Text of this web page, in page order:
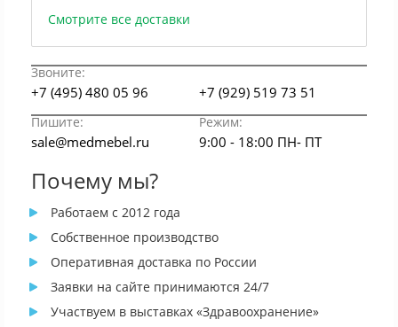
Смотрите все доставки
Звоните:
+7 (495) 480 05 96 +7 (929) 519 73 51
Пишите: Режим:
sale@medmebel.ru 9:00 - 18:00 ПН- ПТ
Почему мы?
Работаем с 2012 года
Собственное производство
Оперативная доставка по России
Заявки на сайте принимаются 24/7
Участвуем в выставках «Здравоохранение»